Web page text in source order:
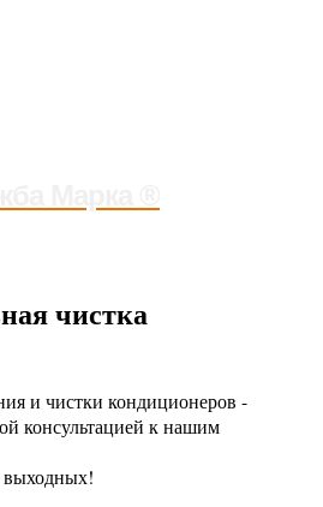
чистка
и чистки кондиционеров -
консультацией к нашим
выходных!